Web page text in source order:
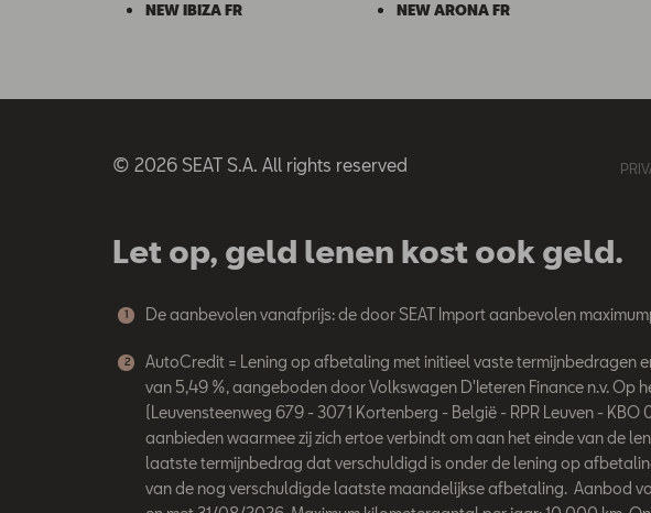
NEW IBIZA FR
NEW ARONA FR
© 2026 SEAT S.A. All rights reserved
Let op, geld lenen kost ook geld.
1 De aanbevolen vanafprijs: de door SEAT Import aanbevolen
2
AutoCredit = Lening op afbetaling met initieel vaste termijnbedragen
van 5,49 %, aangeboden door Volkswagen D'Ieteren Finance n.v. Op
(Leuvensteenweg 679 - 3071 Kortenberg - België - RPR Leuven -
aanbieden waarmee zij zich ertoe verbindt om aan het einde van de
laatste termijnbedrag dat verschuldigd is onder de lening op
van de nog verschuldigde laatste maandelijkse afbetaling. Aanbod